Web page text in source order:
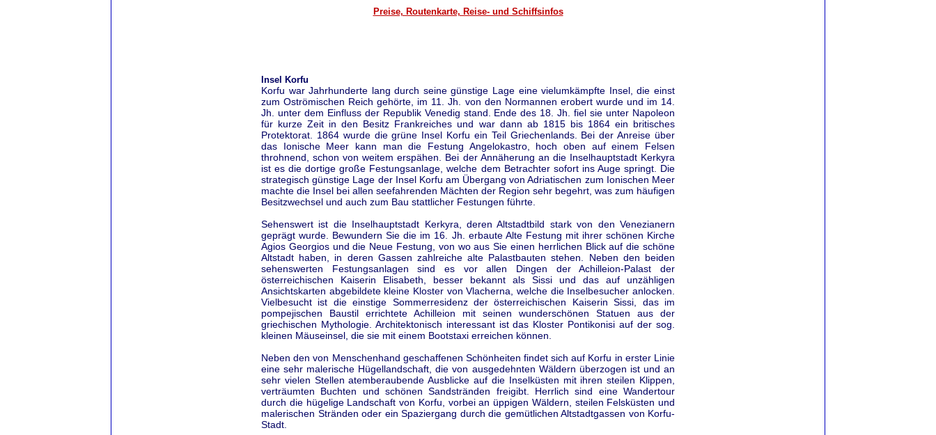
Preise, Routenkarte, Reise- und Schiffsinfos
Insel Korfu
Korfu war Jahrhunderte lang durch seine günstige Lage eine vielumkämpfte Insel, die einst
zum Oströmischen Reich gehörte, im 11. Jh. von den Normannen erobert wurde und im 14.
Jh. unter dem Einfluss der Republik Venedig stand. Ende des 18. Jh. fiel sie unter Napoleon
für kurze Zeit in den Besitz Frankreiches und war dann ab 1815 bis 1864 ein britisches
Protektorat. 1864 wurde die grüne Insel Korfu ein Teil Griechenlands. Bei der Anreise über
das Ionische Meer kann man die Festung Angelokastro, hoch oben auf einem Felsen
throhnend, schon von weitem erspähen. Bei der Annäherung an die Inselhauptstadt Kerkyra
ist es die dortige große Festungsanlage, welche dem Betrachter sofort ins Auge springt. Die
strategisch günstige Lage der Insel Korfu am Übergang von Adriatischen zum Ionischen Meer
machte die Insel bei allen seefahrenden Mächten der Region sehr begehrt, was zum häufigen
Besitzwechsel und auch zum Bau stattlicher Festungen führte.
Sehenswert ist die Inselhauptstadt Kerkyra, deren Altstadtbild stark von den Venezianern
geprägt wurde. Bewundern Sie die im 16. Jh. erbaute Alte Festung mit ihrer schönen Kirche
Agios Georgios und die Neue Festung, von wo aus Sie einen herrlichen Blick auf die schöne
Altstadt haben, in deren Gassen zahlreiche alte Palastbauten stehen. Neben den beiden
sehenswerten Festungsanlagen sind es vor allen Dingen der Achilleion-Palast der
österreichischen Kaiserin Elisabeth, besser bekannt als Sissi und das auf unzähligen
Ansichtskarten abgebildete kleine Kloster von Vlacherna, welche die Inselbesucher anlocken.
Vielbesucht ist die einstige Sommerresidenz der österreichischen Kaiserin Sissi, das im
pompejischen Baustil errichtete Achilleion mit seinen wunderschönen Statuen aus der
griechischen Mythologie. Architektonisch interessant ist das Kloster Pontikonisi auf der sog.
kleinen Mäuseinsel, die sie mit einem Bootstaxi erreichen können.
Neben den von Menschenhand geschaffenen Schönheiten findet sich auf Korfu in erster Linie
eine sehr malerische Hügellandschaft, die von ausgedehnten Wäldern überzogen ist und an
sehr vielen Stellen atemberaubende Ausblicke auf die Inselküsten mit ihren steilen Klippen,
verträumten Buchten und schönen Sandstränden freigibt. Herrlich sind eine Wandertour
durch die hügelige Landschaft von Korfu, vorbei an üppigen Wäldern, steilen Felsküsten und
malerischen Stränden oder ein Spaziergang durch die gemütlichen Altstadtgassen von Korfu-
Stadt.